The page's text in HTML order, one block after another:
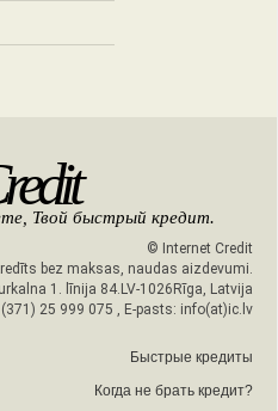
Твой быстрый кредит.
© Internet Credit
bez maksas, naudas aizdevumi.
1. līnija 84. LV-1026 Rīga, Latvija
(371) 25 999 075 , E-pasts: info(at)ic.lv
Быстрые кредиты
Когда не брать кредит?